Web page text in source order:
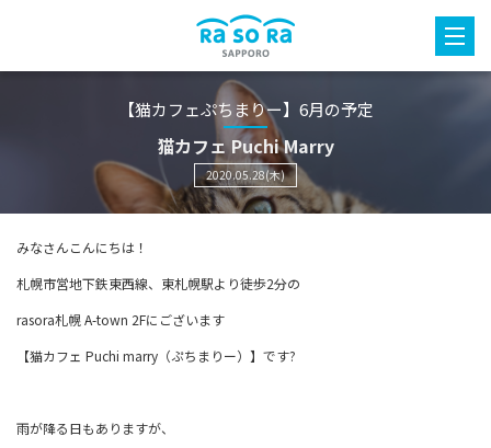
【猫カフェぷちまりー】6月の予定
猫カフェ Puchi Marry
2020.05.28(木)
みなさんこんにちは！
札幌市営地下鉄東西線、東札幌駅より徒歩2分の
rasora札幌 A-town 2Fにございます
【猫カフェ Puchi marry（ぷちまりー）】です?
雨が降る日もありますが、